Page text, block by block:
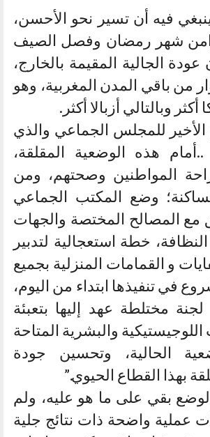
فيه أن تسير نحو الأحسن،
شهر رمضان وفصل الصيف
عودة الجالية المقيمة بالخارج،
من باقي المدن المغربية، وهو
أكثر وبالتالي أزبالا أكثر.
الأخير للمجلس الجماعي والذي
هذه الوضعية المقلقة،
المواطنين وصحتهم، ومن
وضع المكتب الجماعي
مع المصالح المختصة والجهات
خطة استعجالية لتدبير
و القمامات المنزلية بجميع
في تنفيذها ابتداء من اليوم،
مختلطة عهد إليها بتعبئة
اللوجيستيكية والبشرية المتاحة
الحالية، وتحسين جودة
بهذا القطاع الحيوي.”
بقي على ما هو عليه، ولم
عملية واضحة ذات نتائج جلية